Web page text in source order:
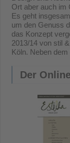
Ort aber auch im
Es geht
um den Genuss
das Konzept
2013/14 von stil
Köln. Neben
Der